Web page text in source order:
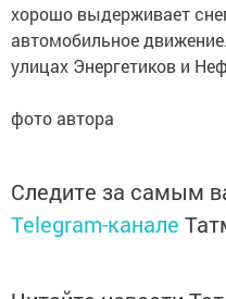
хорошо выдерживает
автомобильное
улицах Энергетиков и
фото автора
Следите за самым
Telegram-канале